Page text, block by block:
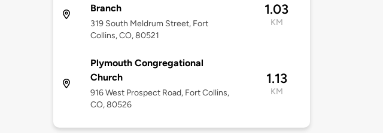
Branch
319 South Meldrum Street, Fort
Collins, CO, 80521
1.03
KM
Plymouth Congregational
Church
916 West Prospect Road, Fort Collins,
CO, 80526
1.13
KM